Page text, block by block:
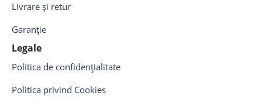
Livrare și retur
Garanție
Legale
Politica de confidențialitate
Politica privind Cookies